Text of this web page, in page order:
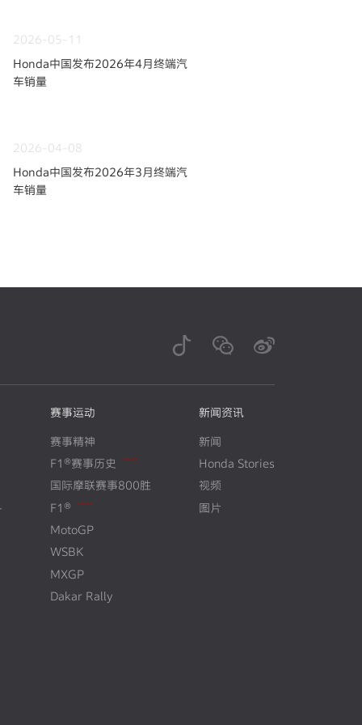
2026-05-11
Honda中国发布2026年4月终端汽
车销量
2026-04-08
Honda中国发布2026年3月终端汽
车销量
赛事运动
赛事精神
F1®赛事历史
国际摩联赛事800胜
F1®
MotoGP
WSBK
MXGP
Dakar Rally
新闻资讯
新闻
Honda Stories
视频
图片